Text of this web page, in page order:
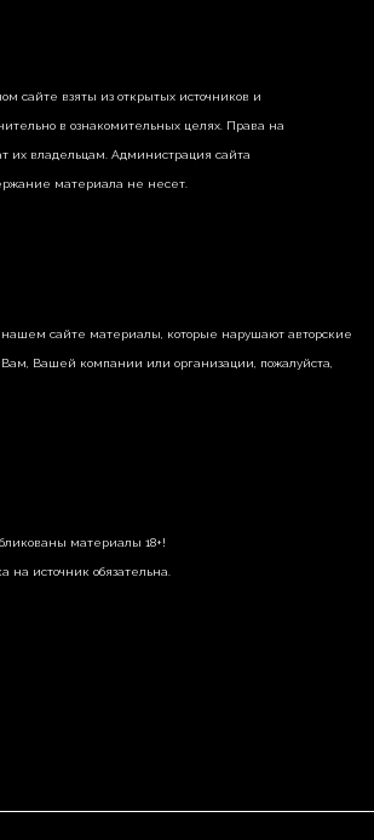
сайте взяты из открытых источников и
в ознакомительных целях. Права на
их владельцам. Администрация сайта
материала не несет.
сайте материалы, которые нарушают авторские
Вашей компании или организации, пожалуйста,
материалы 18+!
на источник обязательна.